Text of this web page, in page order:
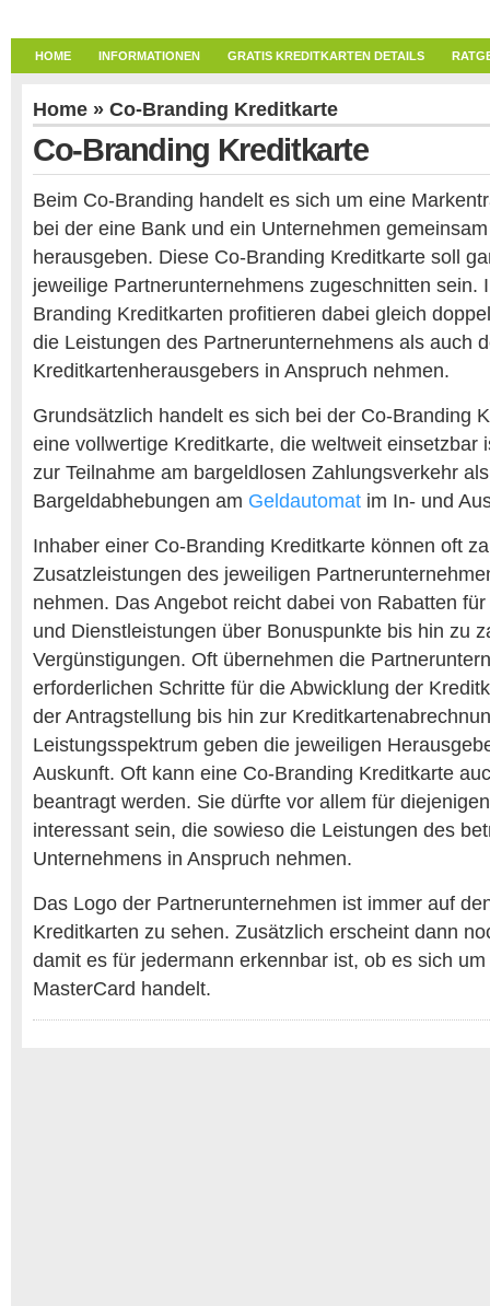
HOME INFORMATIONEN GRATIS KREDITKARTEN DETAILS
Home » Co-Branding Kreditkarte
Co-Branding Kreditkarte
Beim Co-Branding handelt es sich um eine
bei der eine Bank und ein Unternehmen
herausgeben. Diese Co-Branding Kreditkarte soll
jeweilige Partnerunternehmens zugeschnitten sein.
Branding Kreditkarten profitieren dabei gleich
die Leistungen des Partnerunternehmens als auch
Kreditkartenherausgebers in Anspruch nehmen.
Grundsätzlich handelt es sich bei der Co-Branding
eine vollwertige Kreditkarte, die weltweit einsetzbar
zur Teilnahme am bargeldlosen Zahlungsverkehr
Bargeldabhebungen am Geldautomat im In- und
Inhaber einer Co-Branding Kreditkarte können oft
Zusatzleistungen des jeweiligen
nehmen. Das Angebot reicht dabei von Rabatten
und Dienstleistungen über Bonuspunkte bis hin zu
Vergünstigungen. Oft übernehmen die
erforderlichen Schritte für die Abwicklung der
der Antragstellung bis hin zur
Leistungsspektrum geben die jeweiligen
Auskunft. Oft kann eine Co-Branding Kreditkarte
beantragt werden. Sie dürfte vor allem für
interessant sein, die sowieso die Leistungen des
Unternehmens in Anspruch nehmen.
Das Logo der Partnerunternehmen ist immer auf
Kreditkarten zu sehen. Zusätzlich erscheint dann
damit es für jedermann erkennbar ist, ob es sich
MasterCard handelt.